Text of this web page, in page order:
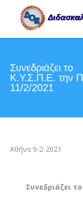
Συνεδριάζει το
Κ.Υ.Σ.Π.Ε. την
11/2/2021
Αθήνα 9-2-2021
Συνεδριάζει